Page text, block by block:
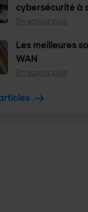
cybersécurité à
En savoir plus
Les meilleures
WAN
En savoir plus